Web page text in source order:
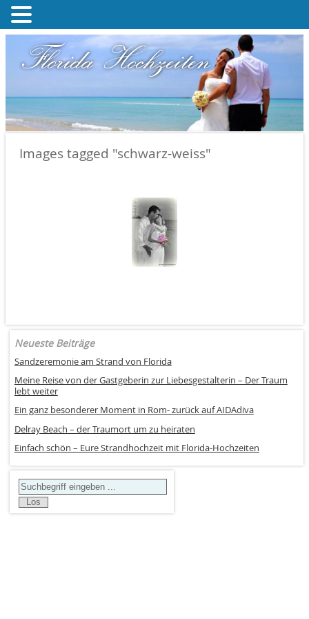
Florida Hochzeiten
Images tagged "schwarz-weiss"
Neueste Beiträge
Sandzeremonie am Strand von Florida
Meine Reise von der Gastgeberin zur Liebesgestalterin – Der Traum
lebt weiter
Ein ganz besonderer Moment in Rom- zurück auf AIDAdiva
Delray Beach – der Traumort um zu heiraten
Einfach schön – Eure Strandhochzeit mit Florida-Hochzeiten